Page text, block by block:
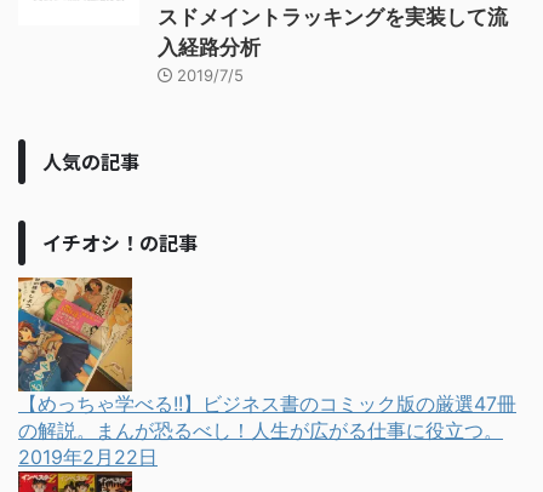
スドメイントラッキングを実装して流
入経路分析
2019/7/5
人気の記事
イチオシ！の記事
【めっちゃ学べる!!】ビジネス書のコミック版の厳選47冊
の解説。まんが恐るべし！人生が広がる仕事に役立つ。
2019年2月22日